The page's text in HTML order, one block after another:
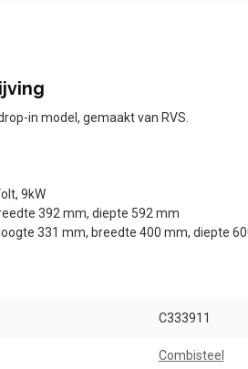
in model, gemaakt van RVS.
9kW
392 mm, diepte 592 mm
331 mm, breedte 400 mm, diepte
C333911
Combisteel